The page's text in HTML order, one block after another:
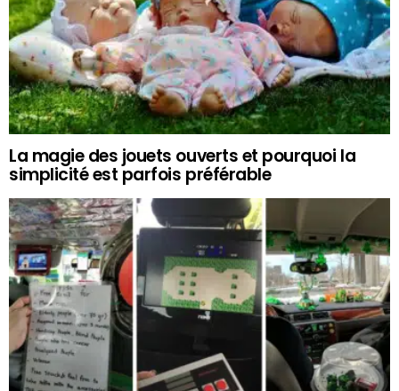
La magie des jouets ouverts et pourquoi la
simplicité est parfois préférable